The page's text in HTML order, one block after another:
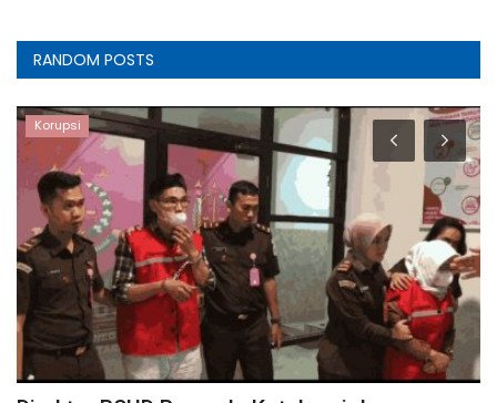
RANDOM POSTS
Korupsi